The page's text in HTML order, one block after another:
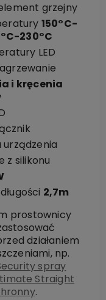
grzejny
150°C-
230°C
LED
i kręcenia
z silikonu
2,7m
prostownicy
działaniem
np.
spray
Straight
.